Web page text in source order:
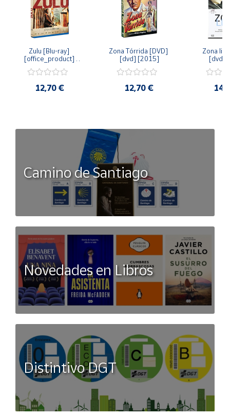
Zulu [Blu-ray]
[office_product]
12,70 €
Zona Tórrida [DVD]
[dvd] [2015]
12,70 €
Zona
[dvd]
Camino de Santiago
Novedades en Libros
Distintivo DGT